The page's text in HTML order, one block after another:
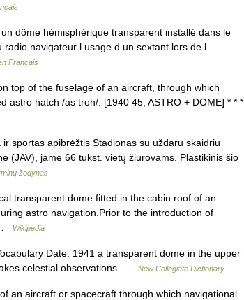
dôme hémisphérique transparent installé dans le
navigateur l usage d un sextant lors de l
Français
top of the fuselage of an aircraft, through which
astro hatch /as troh/. [1940 45; ASTRO + DOME] * * *
sportas apibrėžtis Stadionas su uždaru skaidriu
(JAV), jame 66 tūkst. vietų žiūrovams. Plastikinis šio
žodynas
transparent dome fitted in the cabin roof of an
astro navigation.Prior to the introduction of
Wikipedia
Date: 1941 a transparent dome in the upper
celestial observations …
New Collegiate Dictionary
an aircraft or spacecraft through which navigational